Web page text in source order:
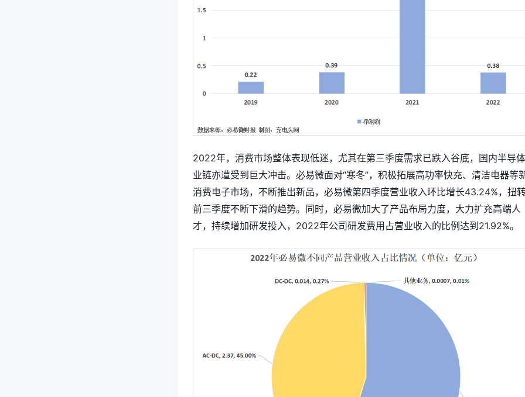
2022年，消费市场整体表现低迷，尤其在第三季度需求已跌入谷底，国内半导
业链亦遭受到巨大冲击。必易微面对“寒冬”，积极拓展高功率快充、清洁电器等
消费电子市场，不断推出新品，必易微第四季度营业收入环比增长43.24%，扭
前三季度不断下滑的趋势。同时，必易微加大了产品布局力度，大力扩充高端人
才，持续增加研发投入，2022年公司研发费用占营业收入的比例达到21.92%。